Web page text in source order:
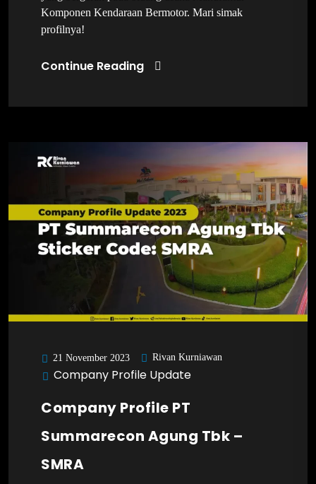
Komponen Kendaraan Bermotor. Mari simak
profilnya!
Continue Reading
21 November 2023 Rivan Kurniawan
Company Profile Update
Company Profile PT
Summarecon Agung Tbk –
SMRA